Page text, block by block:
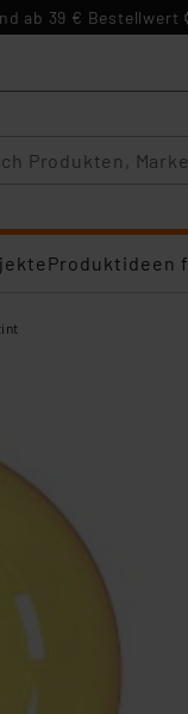
ab 39 € Bestellwert
Produktideen